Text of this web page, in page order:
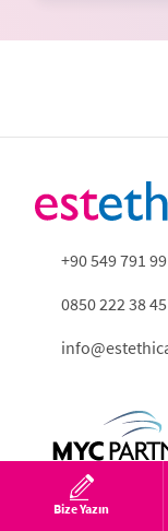
+90 549 791
0850 222 38 45
Bize Yazın